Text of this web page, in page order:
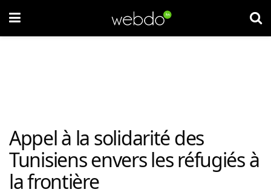
Appel à la solidarité des
Tunisiens envers les réfugiés à
la frontière